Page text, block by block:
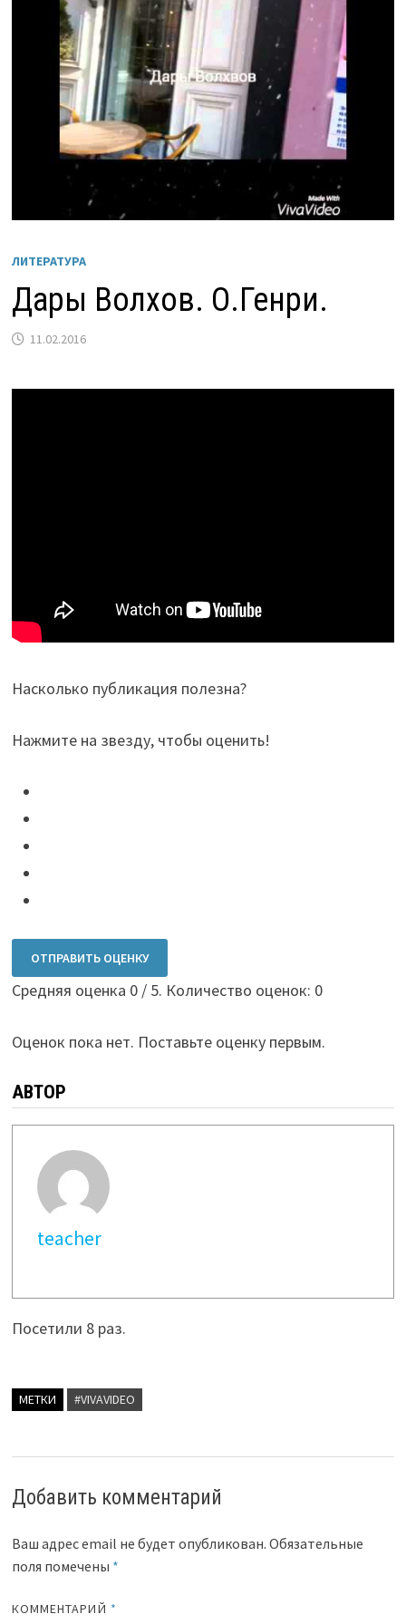
ЛИТЕРАТУРА
Дары Волхов. О.Генри.
11.02.2016
Насколько публикация полезна?
Нажмите на звезду, чтобы оценить!
ОТПРАВИТЬ ОЦЕНКУ
Средняя оценка 0/ 5. Количество оценок: 0
Оценок пока нет. Поставьте оценку первым.
АВТОР
teacher
Посетили 8 раз.
МЕТКИ #VIVAVIDEO
Добавить комментарий
Ваш адрес email не будет опубликован. Обязательные
поля помечены *
КОММЕНТАРИЙ *